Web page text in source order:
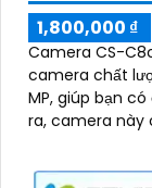
1,800,000 ₫
Camera CS-
camera chất
MP, giúp bạn có
ra, camera này